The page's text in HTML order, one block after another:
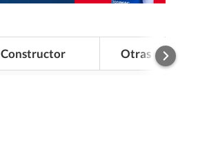
Constructor Otras